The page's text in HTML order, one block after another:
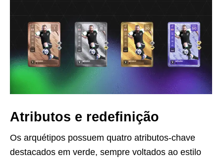
Atributos e redefinição
Os arquétipos possuem quatro atributos-chave
destacados em verde, sempre voltados ao estilo